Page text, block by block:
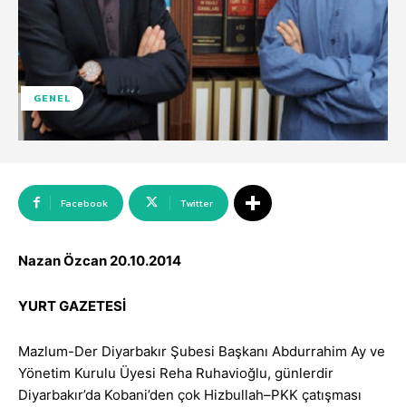
GENEL
Facebook Twitter
Nazan Özcan 20.10.2014
YURT GAZETESİ
Mazlum-Der Diyarbakır Şubesi Başkanı Abdurrahim Ay ve
Yönetim Kurulu Üyesi Reha Ruhavioğlu, günlerdir
Diyarbakır’da Kobani’den çok Hizbullah–PKK çatışması